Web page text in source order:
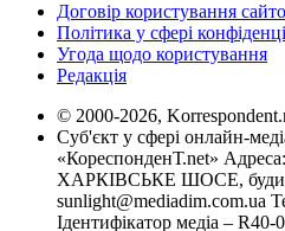
Договір користування
Політика у сфері
Угода щодо користування
Редакція
© 2000-2026,
Суб'єкт у сфері онлайн-
«КореспонденТ.net»
ХАРКІВСЬКЕ ШОСЕ,
sunlight@mediadim.com.ua
Ідентифікатор медіа – R40-